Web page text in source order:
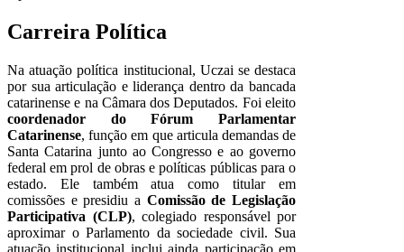
Carreira Política
Na atuação política institucional, Uczai se destaca
por sua articulação e liderança dentro da bancada
catarinense e na Câmara dos Deputados. Foi eleito
coordenador do Fórum Parlamentar
Catarinense, função em que articula demandas de
Santa Catarina junto ao Congresso e ao governo
federal em prol de obras e políticas públicas para o
estado. Ele também atua como titular em
comissões e presidiu a Comissão de Legislação
Participativa (CLP), colegiado responsável por
aproximar o Parlamento da sociedade civil. Sua